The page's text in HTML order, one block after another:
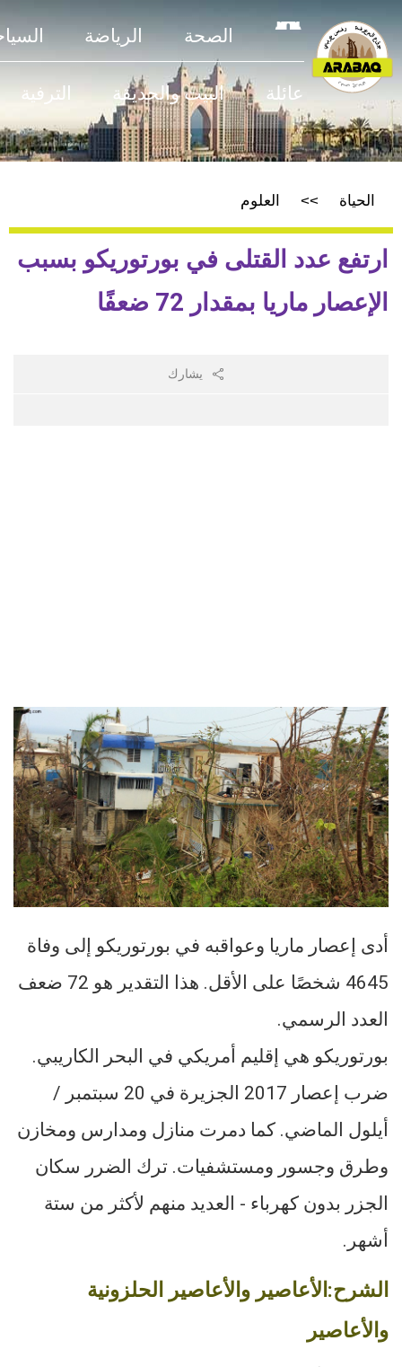
الصحة الرياضة
عائلة البيت والحديقة الترفية
الحياة العلوم
ارتفع عدد القتلى في بورتوريكو بسبب
الإعصار ماريا بمقدار 72 ضعفًا
يشارك
أدى إعصار ماريا وعواقبه في بورتوريكو إلى وفاة
4645 شخصًا على الأقل. هذا التقدير هو 72 ضعف
العدد الرسمي.
بورتوريكو هي إقليم أمريكي في البحر الكاريبي.
ضرب إعصار 2017 الجزيرة في 20 سبتمبر /
أيلول الماضي. كما دمرت منازل ومدارس ومخازن
وطرق وجسور ومستشفيات. ترك الضرر سكان
الجزر بدون كهرباء - العديد منهم لأكثر من ستة
أشهر.
الشرح:الأعاصير والأعاصير الحلزونية
والأعاصير